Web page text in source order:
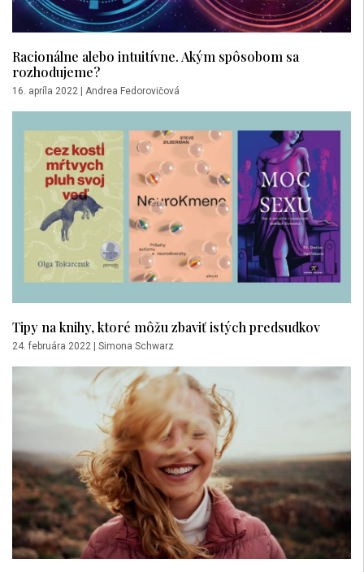
Racionálne alebo intuitívne. Akým spôsobom sa
rozhodujeme?
16. apríla 2022 Andrea Fedorovičová
Tipy na knihy, ktoré môžu zbaviť istých predsudkov
24. februára 2022 Simona Schwarz